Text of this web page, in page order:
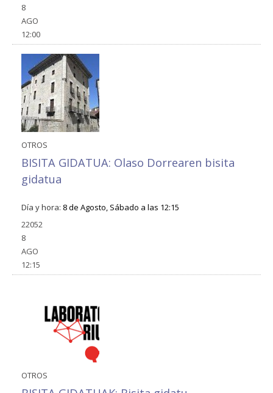
8
AGO
12:00
OTROS
BISITA GIDATUA: Olaso Dorrearen bisita
gidatua
Día y hora: 8 de Agosto, Sábado a las 12:15
22052
8
AGO
12:15
OTROS